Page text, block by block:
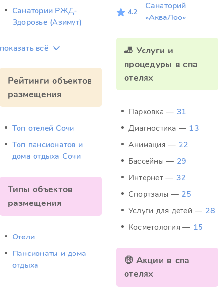
Санатории РЖД-
Здоровье (Азимут)
показать всё
Рейтинги объектов
размещения
Топ отелей Сочи
Топ пансионатов и
дома отдыха Сочи
Типы объектов
размещения
Отели
Пансионаты и дома
отдыха
4.2
Санаторий
«АкваЛоо»
🎳 Услуги и
процедуры в спа
отелях
Парковка — 31
Диагностика — 13
Анимация — 22
Бассейны — 29
Интернет — 32
Спортзалы — 25
Услуги для детей — 28
Косметология — 15
🤑 Акции в спа
отелях